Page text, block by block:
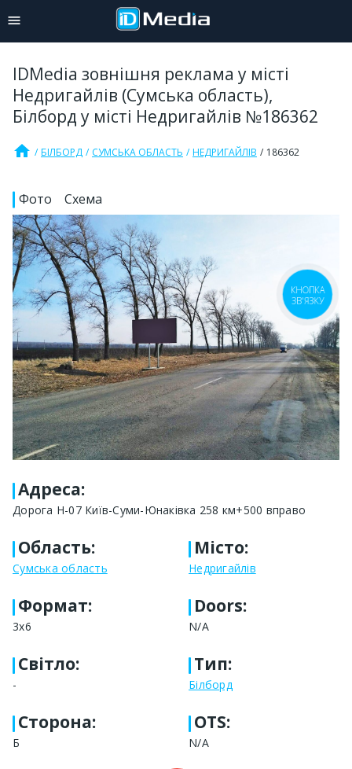
IDMedia зовнішня реклама у місті
Недригайлів (Сумська область),
Білборд у місті Недригайлів №186362
home БІЛБОРД СУМСЬКА ОБЛАСТЬ НЕДРИГАЙЛІВ 186362
Фото Схема
Адреса:
Дорога Н-07 Київ-Суми-Юнаківка 258 км+500 вправо
Область:
Сумська область
Місто:
Недригайлів
Формат:
3х6
Doors:
N/A
Світло:
-
Тип:
Білборд
Сторона:
Б
OTS:
N/A
КНОПКА
ЗВ'ЯЗКУ